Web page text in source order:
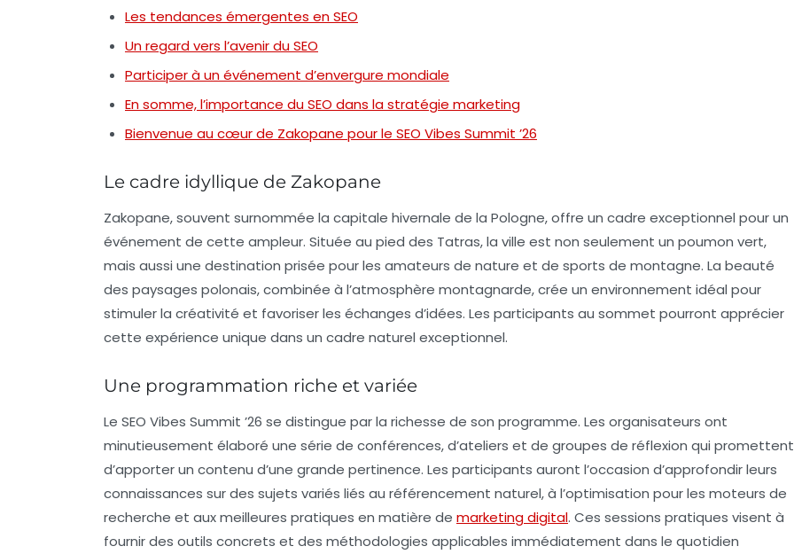
Les tendances émergentes en SEO
Un regard vers l’avenir du SEO
Participer à un événement d’envergure mondiale
En somme, l’importance du SEO dans la stratégie marketing
Bienvenue au cœur de Zakopane pour le SEO Vibes Summit ’26
Le cadre idyllique de Zakopane
Zakopane, souvent surnommée la capitale hivernale de la Pologne, offre un cadre exceptionnel pour un
événement de cette ampleur. Située au pied des Tatras, la ville est non seulement un poumon vert,
mais aussi une destination prisée pour les amateurs de nature et de sports de montagne. La beauté
des paysages polonais, combinée à l’atmosphère montagnarde, crée un environnement idéal pour
stimuler la créativité et favoriser les échanges d’idées. Les participants au sommet pourront apprécier
cette expérience unique dans un cadre naturel exceptionnel.
Une programmation riche et variée
Le SEO Vibes Summit ’26 se distingue par la richesse de son programme. Les organisateurs ont
minutieusement élaboré une série de conférences, d’ateliers et de groupes de réflexion qui promettent
d’apporter un contenu d’une grande pertinence. Les participants auront l’occasion d’approfondir leurs
connaissances sur des sujets variés liés au référencement naturel, à l’optimisation pour les moteurs de
recherche et aux meilleures pratiques en matière de marketing digital. Ces sessions pratiques visent à
fournir des outils concrets et des méthodologies applicables immédiatement dans le quotidien